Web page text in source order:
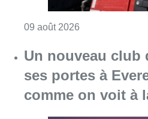
09 août 2026
Un nouveau club
ses portes à
comme on voit à